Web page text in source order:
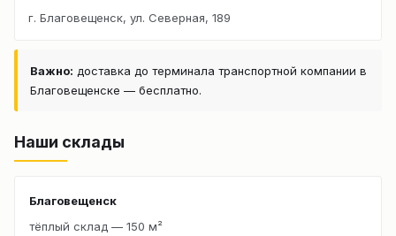
г. Благовещенск, ул. Северная, 189
Важно: доставка до терминала транспортной компании в
Благовещенске — бесплатно.
Наши склады
Благовещенск
тёплый склад — 150 м²